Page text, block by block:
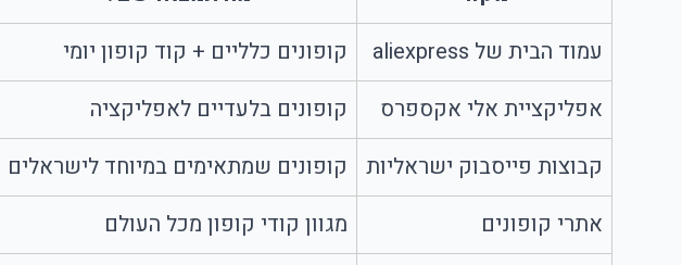
עמוד הבית של aliexpress
קופונים כלליים + קוד קופון יומי
אפליקציית אלי אקספרס
קופונים בלעדיים לאפליקציה
קבוצות פייסבוק ישראליות
קופונים שמתאימים במיוחד לישראלים
אתרי קופונים
מגוון קודי קופון מכל העולם